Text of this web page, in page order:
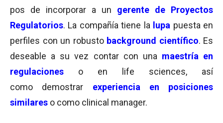
pos de incorporar a un gerente de Proyectos
Regulatorios. La compañía tiene la lupa puesta en
perfiles con un robustobackground científico. Es
deseable a su vez contar con una maestría en
regulaciones o en life sciences, así
como demostrar experiencia en posiciones
similares o como clinical manager.